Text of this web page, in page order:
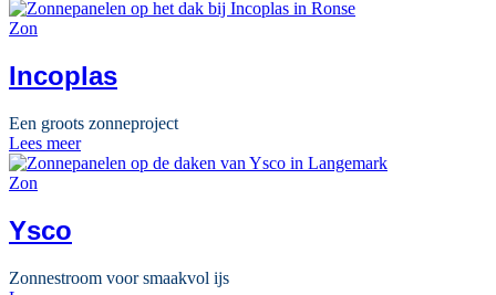
Zon
Incoplas
Een groots zonneproject
Lees meer
Zon
Ysco
Zonnestroom voor smaakvol ijs